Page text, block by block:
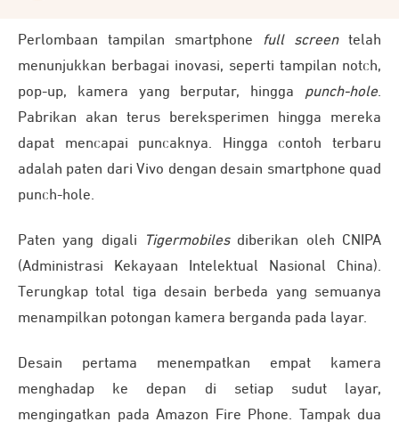
Perlombaan tampilan smartphone full screentelah
menunjukkan berbagai inovasi, seperti tampilan notch,
pop-up, kamera yang berputar, hingga punch-hole.
Pabrikan akan terus bereksperimen hingga mereka
dapat mencapai puncaknya. Hingga contoh terbaru
adalah paten dari Vivo dengan desain smartphone quad
punch-hole.
Paten yang digali Tigermobiles diberikan oleh CNIPA
(Administrasi Kekayaan Intelektual Nasional China).
Terungkap total tiga desain berbeda yang semuanya
menampilkan potongan kamera berganda pada layar.
Desain pertama menempatkan empat kamera
menghadap ke depan di setiap sudut layar,
mengingatkan pada Amazon Fire Phone. Tampak dua